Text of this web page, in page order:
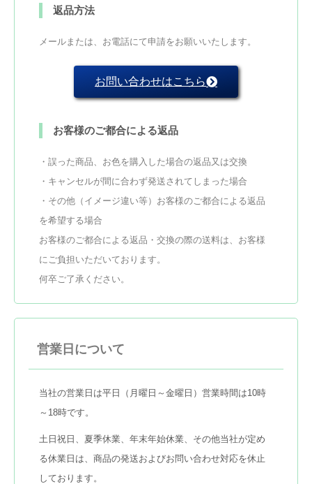
返品方法
メールまたは、お電話にて申請をお願いいたします。
お問い合わせはこちら
お客様のご都合による返品
・誤った商品、お色を購入した場合の返品又は交換
・キャンセルが間に合わず発送されてしまった場合
・その他（イメージ違い等）お客様のご都合による返品
を希望する場合
お客様のご都合による返品・交換の際の送料は、お客様
にご負担いただいております。
何卒ご了承ください。
営業日について
当社の営業日は平日（月曜日～金曜日）営業時間は10時
～18時です。
土日祝日、夏季休業、年末年始休業、その他当社が定め
る休業日は、商品の発送およびお問い合わせ対応を休止
しております。